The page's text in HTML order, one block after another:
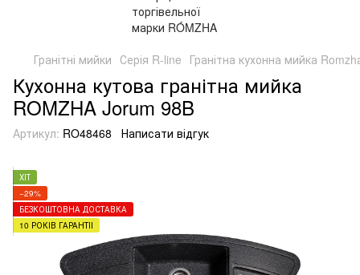
Гранітні мийки Серія R-line Гранітна кухонна мийка
Кухонна кутова гранітна мийка
ROMZHA Jorum 98B
Артикул: RO48468 Написати відгук
ХІТ
−29%
БЕЗКОШТОВНА ДОСТАВКА
10 РОКІВ ГАРАНТІЇ